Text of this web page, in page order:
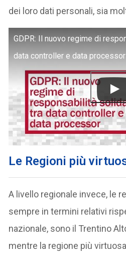
dei loro dati personali, sia
GDPR: Il nuovo regime di
data controller e data processor
Le Regioni più
A livello regionale invece, le
sempre in termini relativi
nazionale, sono il Trentino
mentre la regione più